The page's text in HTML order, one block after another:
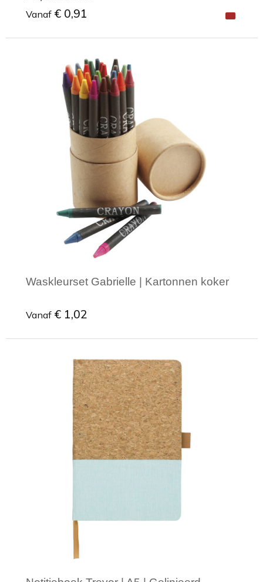
Vanaf € 0,91
Minimale afname: 1
Waskleurset Gabrielle | Kartonnen koker
Vanaf € 1,02
Minimale afname: 1